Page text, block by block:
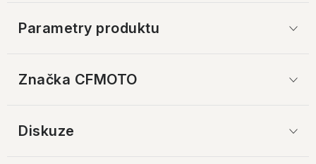
Parametry produktu
Značka CFMOTO
Diskuze